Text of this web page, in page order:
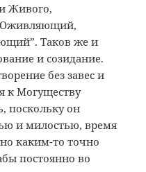
Живого,
Таков же и
и созидание.
без завес и
к Могуществу
поскольку он
и милостью, время
каким-то точно
постоянно во